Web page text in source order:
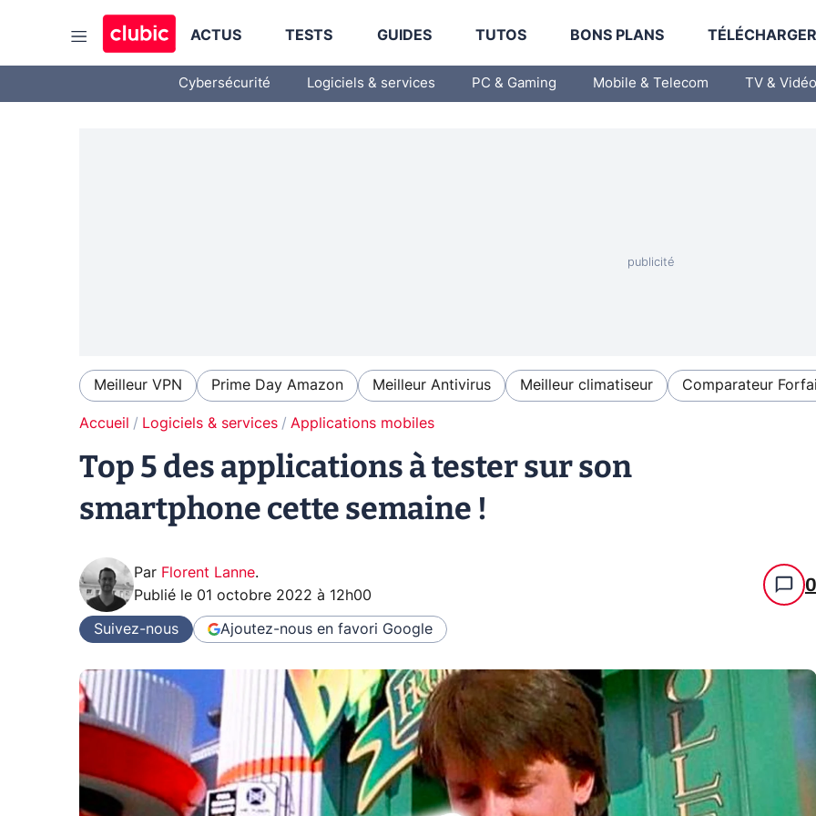
ACTUS TESTS GUIDES TUTOS BONS PLANS
Cybersécurité Logiciels & services PC & Gaming Mobile & Telecom TV & Vidéo
Meilleur VPN Prime Day Amazon Meilleur Antivirus Meilleur climatiseur Comparateur
Accueil Logiciels & services Applications mobiles
Top 5 des applications à tester sur son
smartphone cette semaine !
Par Florent Lanne.
Publié le 01 octobre 2022 à 12h00 0
Suivez-nous Ajoutez-nous en favori Google